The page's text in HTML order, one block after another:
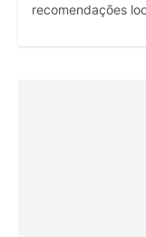
recomendações